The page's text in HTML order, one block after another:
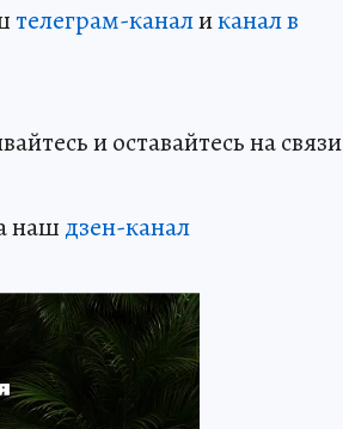
телеграм-каналиканал в
и оставайтесь на связи
наш дзен-канал